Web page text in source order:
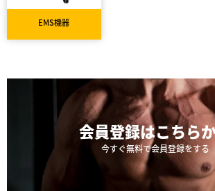
EMS機器
会員登録はこちら
今すぐ無料で会員登録をする